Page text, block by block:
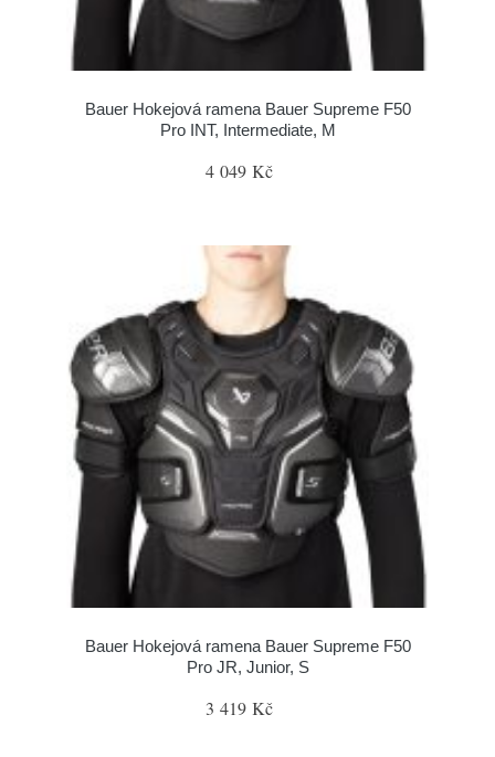
Bauer Hokejová ramena Bauer Supreme F50
Pro INT, Intermediate, M
4 049 Kč
Bauer Hokejová ramena Bauer Supreme F50
Pro JR, Junior, S
3 419 Kč